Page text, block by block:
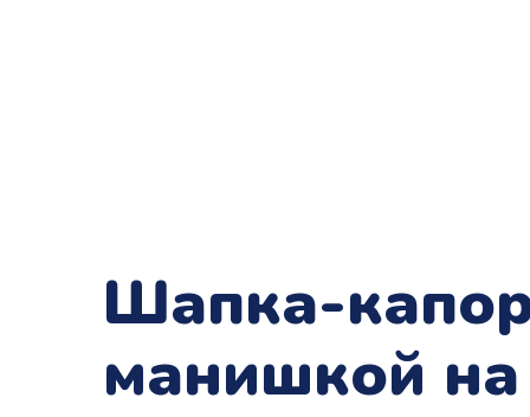
Шапка-капор
манишкой на